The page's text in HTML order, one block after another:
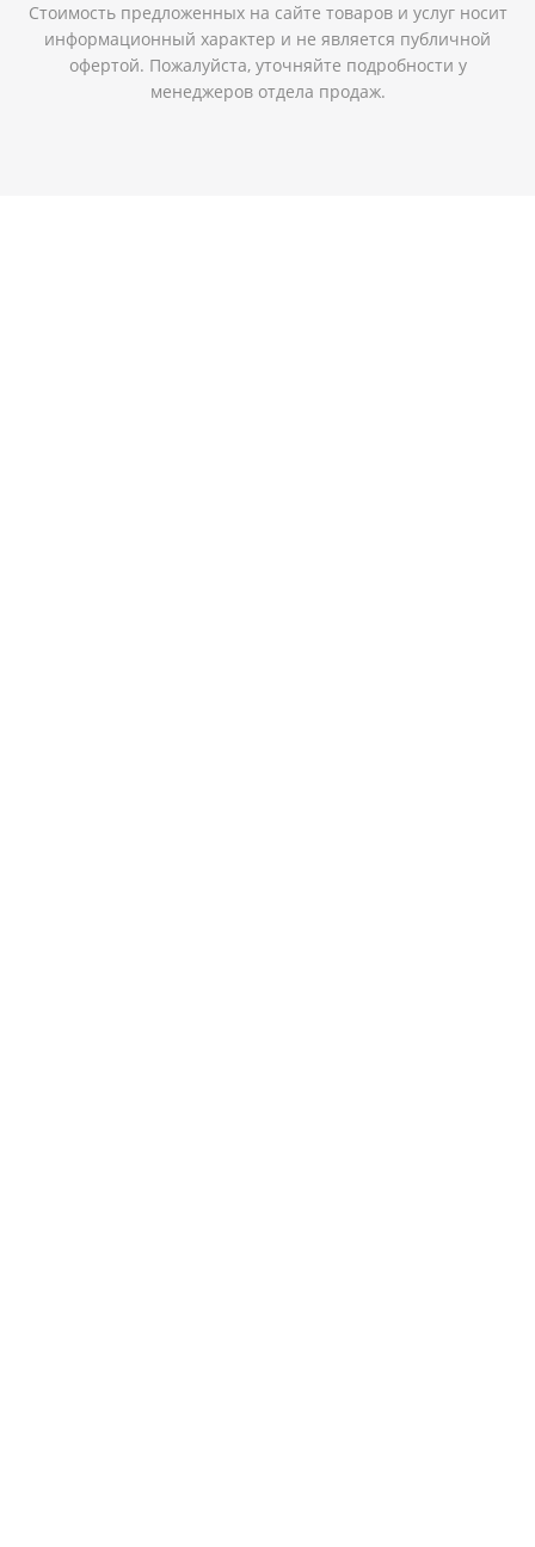
Стоимость предложенных на сайте товаров и услуг носит
информационный характер и не является публичной
офертой. Пожалуйста, уточняйте подробности у
менеджеров отдела продаж.